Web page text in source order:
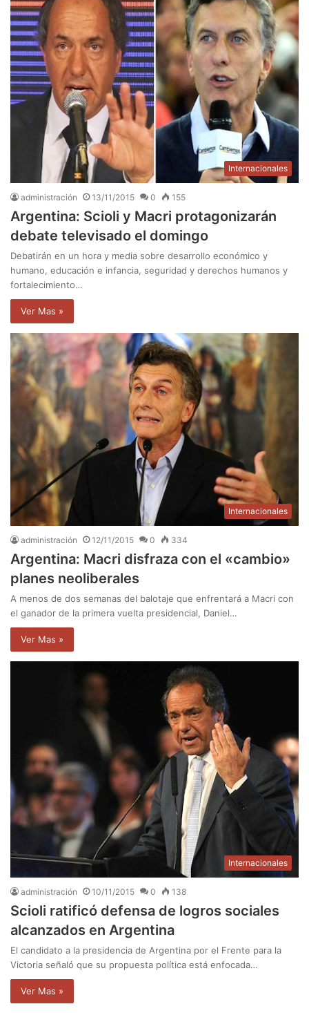
Internacionales
administración 13/11/2015 0 155
Argentina: Scioli y Macri protagonizarán
debate televisado el domingo
Debatirán en un hora y media sobre desarrollo económico y
humano, educación e infancia, seguridad y derechos humanos y
fortalecimiento…
Ver Mas »
Internacionales
administración 12/11/2015 0 334
Argentina: Macri disfraza con el «cambio»
planes neoliberales
A menos de dos semanas del balotaje que enfrentará a Macri con
el ganador de la primera vuelta presidencial, Daniel…
Ver Mas »
Internacionales
administración 10/11/2015 0 138
Scioli ratificó defensa de logros sociales
alcanzados en Argentina
El candidato a la presidencia de Argentina por el Frente para la
Victoria señaló que su propuesta política está enfocada…
Ver Mas »